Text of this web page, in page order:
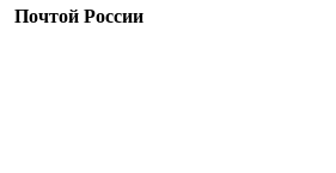
Почтой России